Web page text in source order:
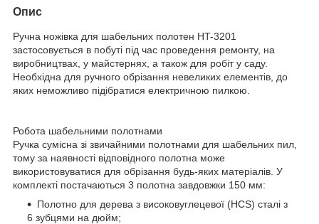
Опис
Ручна ножівка для шабельних полотен HT-3201
застосовується в побуті під час проведення ремонту, на
виробництвах, у майстернях, а також для робіт у саду.
Необхідна для ручного обрізання невеликих елементів, до
яких неможливо підібратися електричною пилкою.
Робота шабельними полотнами
Ручка сумісна зі звичайними полотнами для шабельних пил,
тому за наявності відповідного полотна може
використовуватися для обрізання будь-яких матеріалів. У
комплекті постачаються 3 полотна завдовжки 150 мм:
Полотно для дерева з високовуглецевої (HCS) сталі з
6 зубцями на дюйм;